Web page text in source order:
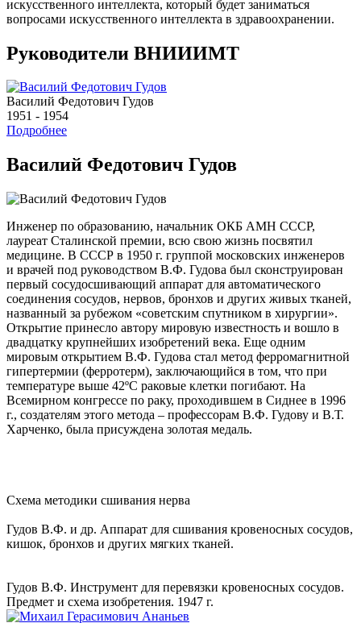
искусственного интеллекта, который будет заниматься
вопросами искусственного интеллекта в здравоохранении.
Руководители ВНИИИМТ
Василий Федотович Гудов
1951 - 1954
Подробнее
Василий Федотович Гудов
Инженер по образованию, начальник ОКБ АМН СССР,
лауреат Сталинской премии, всю свою жизнь посвятил
медицине. В СССР в 1950 г. группой московских инженеров
и врачей под руководством В.Ф. Гудова был сконструирован
первый сосудосшивающий аппарат для автоматического
соединения сосудов, нервов, бронхов и других живых тканей,
названный за рубежом «советским спутником в хирургии».
Открытие принесло автору мировую известность и вошло в
двадцатку крупнейших изобретений века. Еще одним
мировым открытием В.Ф. Гудова стал метод ферромагнитной
гипертермии (ферротерм), заключающийся в том, что при
температуре выше 42ºС раковые клетки погибают. На
Всемирном конгрессе по раку, проходившем в Сиднее в 1996
г., создателям этого метода – профессорам В.Ф. Гудову и В.Т.
Харченко, была присуждена золотая медаль.
Схема методики сшивания нерва
Гудов В.Ф. и др. Аппарат для сшивания кровеносных сосудов,
кишок, бронхов и других мягких тканей.
Гудов В.Ф. Инструмент для перевязки кровеносных сосудов.
Предмет и схема изобретения. 1947 г.